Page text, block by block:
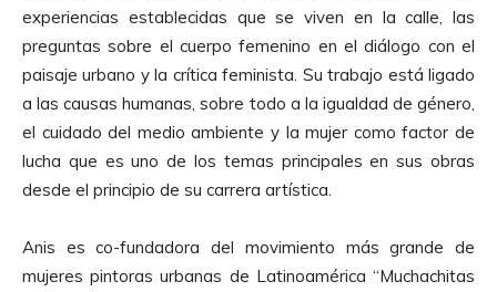
experiencias establecidas que se viven en la calle, las
preguntas sobre el cuerpo femenino en el diálogo con el
paisaje urbano y la crítica feminista. Su trabajo está ligado
a las causas humanas, sobre todo a la igualdad de género,
el cuidado del medio ambiente y la mujer como factor de
lucha que es uno de los temas principales en sus obras
desde el principio de su carrera artística.
Anis es co-fundadora del movimiento más grande de
mujeres pintoras urbanas de Latinoamérica “Muchachitas